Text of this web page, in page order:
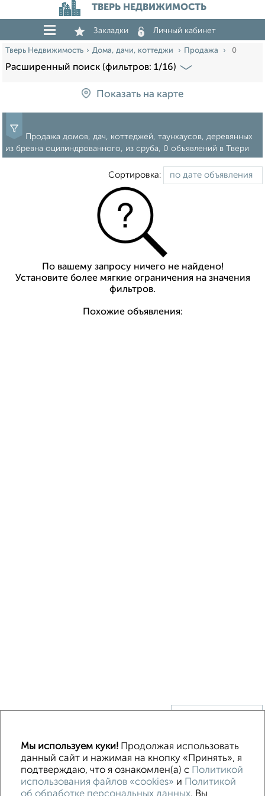
ТВЕРЬ НЕДВИЖИМОСТЬ
Закладки Личный кабинет
Тверь Недвижимость Дома, дачи, коттеджи Продажа 0
Расширенный поиск (фильтров: 1/16)
Показать на карте
Продажа домов, дач, коттеджей, таунхаусов, деревянных
из бревна оцилиндрованного, из сруба, 0 объявлений в Твери
Сортировка:
По вашему запросу ничего не найдено!
Установите более мягкие ограничения на значения
фильтров.
Похожие объявления:
Без посредников Каркасный
Деревянный
Готовый дом Под ключ Загородный
Контакты Политика конфиденциальности
Мы используем куки!Продолжая использовать
данный сайт и нажимая на кнопку «Принять», я
подтверждаю, что я ознакомлен(а) с Политикой
использования файлов «cookies» и Политикой
об обработке персональных данных. Вы